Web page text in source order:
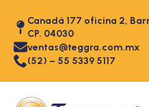
Canadá 177 oficina 2,
CP. 04030
ventas@teggra.com.mx
(52) – 55 5339 5117